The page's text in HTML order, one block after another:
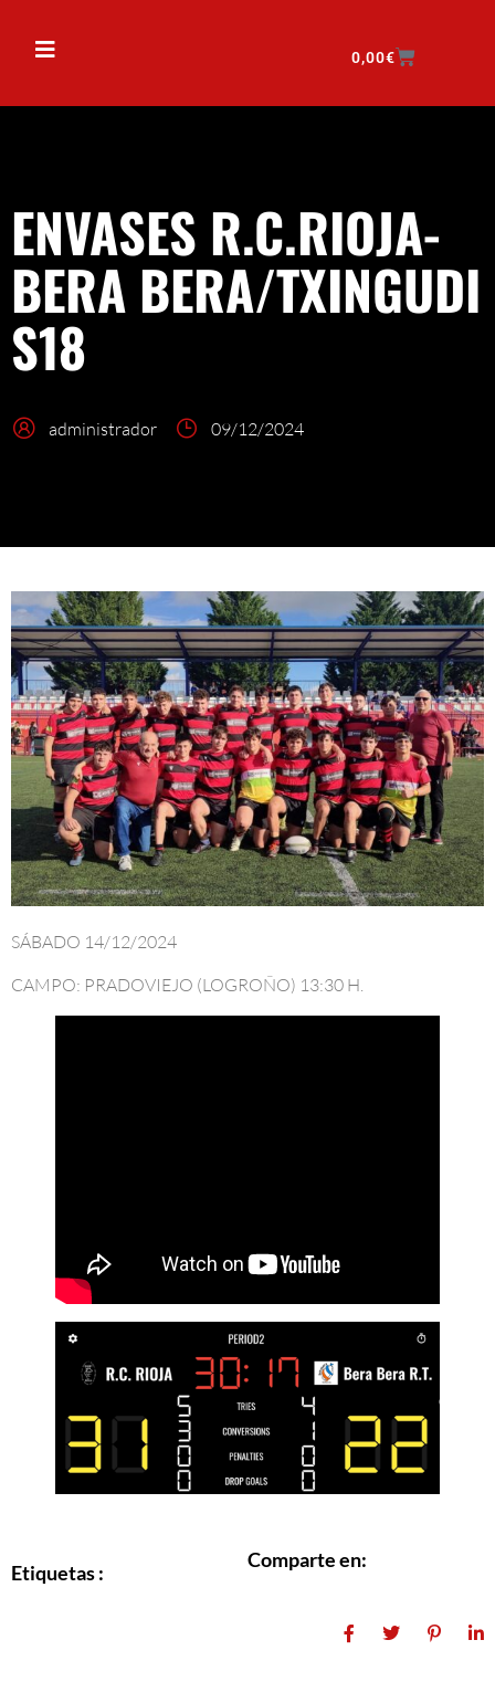
0,00€
ENVASES R.C.RIOJA-
BERA BERA/TXINGUDI
S18
administrador 09/12/2024
SÁBADO 14/12/2024
CAMPO: PRADOVIEJO (LOGROÑO) 13:30 H.
Etiquetas :
Comparte en: